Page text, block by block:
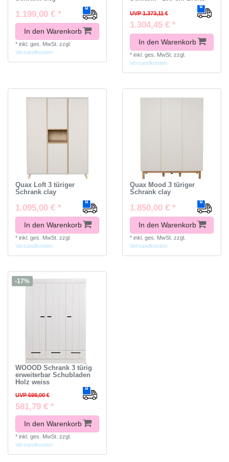
1.199,00 € *
In den Warenkorb
* inkl. ges. MwSt. zzgl.
Versandkosten
UVP 1.373,11 €
1.304,45 € *
In den Warenkorb
* inkl. ges. MwSt. zzgl.
Versandkosten
Quax Loft 3 türiger
Schrank clay
1.095,00 € *
In den Warenkorb
* inkl. ges. MwSt. zzgl.
Versandkosten
Quax Mood 3 türiger
Schrank clay
1.850,00 € *
In den Warenkorb
* inkl. ges. MwSt. zzgl.
Versandkosten
-17%
WOOOD Schrank 3 türig
erweiterbar Schubladen
Holz weiss
UVP 699,00 €
581,79 € *
In den Warenkorb
* inkl. ges. MwSt. zzgl.
Versandkosten